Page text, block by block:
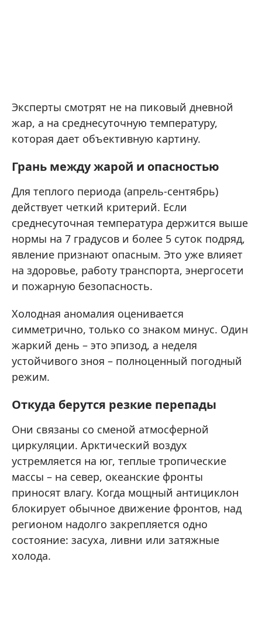
Эксперты смотрят не на пиковый дневной
жар, а на среднесуточную температуру,
которая дает объективную картину.
Грань между жарой и опасностью
Для теплого периода (апрель-сентябрь)
действует четкий критерий. Если
среднесуточная температура держится выше
нормы на 7 градусов и более 5 суток подряд,
явление признают опасным. Это уже влияет
на здоровье, работу транспорта, энергосети
и пожарную безопасность.
Холодная аномалия оценивается
симметрично, только со знаком минус. Один
жаркий день – это эпизод, а неделя
устойчивого зноя – полноценный погодный
режим.
Откуда берутся резкие перепады
Они связаны со сменой атмосферной
циркуляции. Арктический воздух
устремляется на юг, теплые тропические
массы – на север, океанские фронты
приносят влагу. Когда мощный антициклон
блокирует обычное движение фронтов, над
регионом надолго закрепляется одно
состояние: засуха, ливни или затяжные
холода.